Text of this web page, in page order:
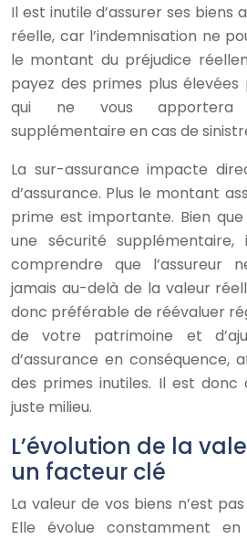
Il est inutile d’assurer ses biens
réelle, car l’indemnisation ne
le montant du préjudice
payez des primes plus
qui ne vous apportera
supplémentaire en cas de
La sur-assurance impacte
d’assurance. Plus le montant
prime est importante. Bien
une sécurité
comprendre que l’assureur
jamais au-delà de la valeur
donc préférable de réévaluer
de votre patrimoine et
d’assurance en conséquence,
des primes inutiles. Il est
juste milieu.
L’évolution de la
un facteur clé
La valeur de vos biens n’est
Elle évolue constamment